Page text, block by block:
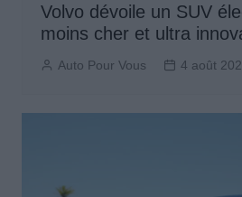
Volvo dévoile un SUV
moins cher et ultra
Auto Pour Vous 4 août